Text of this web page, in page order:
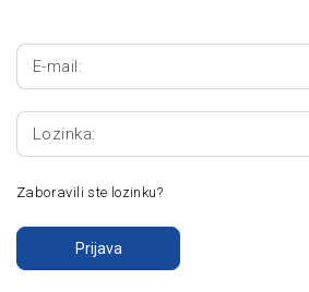
E-mail:
Lozinka:
Zaboravili ste lozinku?
Prijava